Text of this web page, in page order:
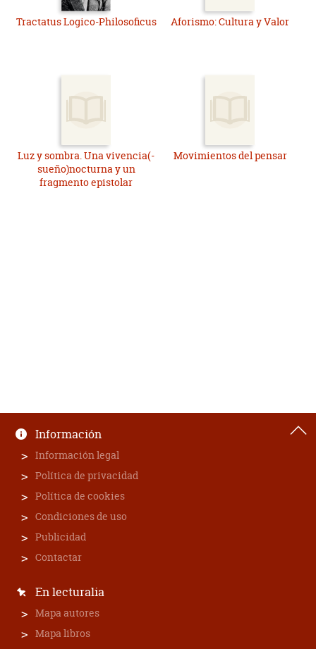
Tractatus Logico-Philosoficus Aforismo: Cultura y Valor
Luz y sombra. Una vivencia(-
sueño)nocturna y un
fragmento epistolar
Movimientos del pensar
Información
Información legal
Política de privacidad
Política de cookies
Condiciones de uso
Publicidad
Contactar
En lecturalia
Mapa autores
Mapa libros